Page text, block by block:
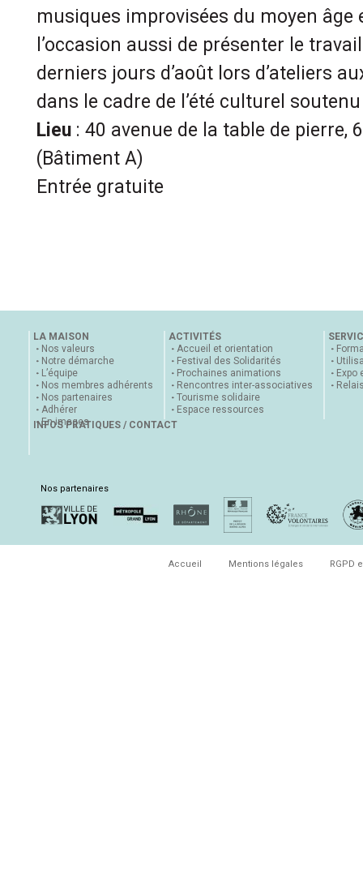
musiques improvisées du moyen âge
l’occasion aussi de présenter le
derniers jours d’août lors d’ateliers
dans le cadre de l’été culturel
Lieu : 40 avenue de la table de pierre,
(Bâtiment A)
Entrée gratuite
LA MAISON
Nos valeurs
Notre démarche
L’équipe
Nos membres adhérents
Nos partenaires
Adhérer
En images
ACTIVITÉS
Accueil et orientation
Festival des Solidarités
Prochaines animations
Rencontres inter-associatives
Tourisme solidaire
Espace ressources
Expo
INFOS PRATIQUES / CONTACT
Nos partenaires
Accueil Mentions légales RGPD